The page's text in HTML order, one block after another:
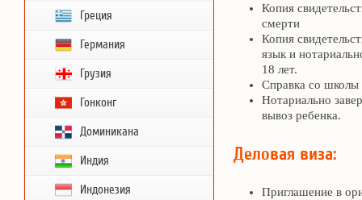
Греция
Германия
Грузия
Гонконг
Доминикана
Индия
Индонезия
Копия
смерти
Копия
язык и
18 лет.
Справка со школы
Нотариально
вывоз ребенка.
Деловая виза:
Приглашение в